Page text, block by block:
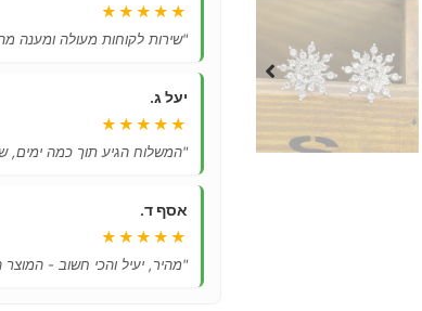
★★★★★
"שירות לקוחות מעולה ומענה
יעל ג.
★★★★★
"המשלוח הגיע תוך כמה ימים,
אסף ד.
★★★★★
"מהיר, יעיל והכי חשוב -